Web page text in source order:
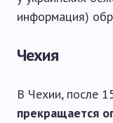
информация)
Чехия
В Чехии, после
прекращается